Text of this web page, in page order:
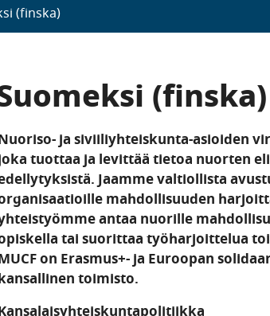
(finska)
(finska)
ja siviiliyhteiskunta-asioiden
tuottaa ja levittää tietoa nuorten
Jaamme valtiollista
mahdollisuuden
antaa nuorille
tai suorittaa työharjoittelua
on Erasmus+- ja Euroopan
toimisto.